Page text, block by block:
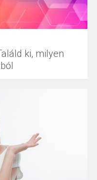
ki, milyen